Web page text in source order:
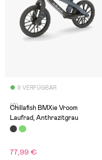
9 VERFÜGBAR
(0)
Chillafish BMXie Vroom
Laufrad, Anthrazitgrau
77,99 €